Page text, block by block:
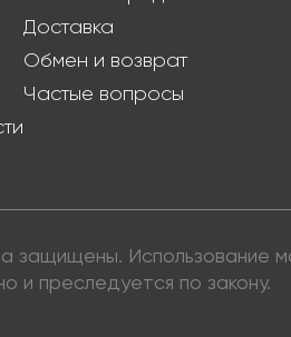
Доставка
Обмен и возврат
Частые вопросы
защищены. Использование
и преследуется по закону.